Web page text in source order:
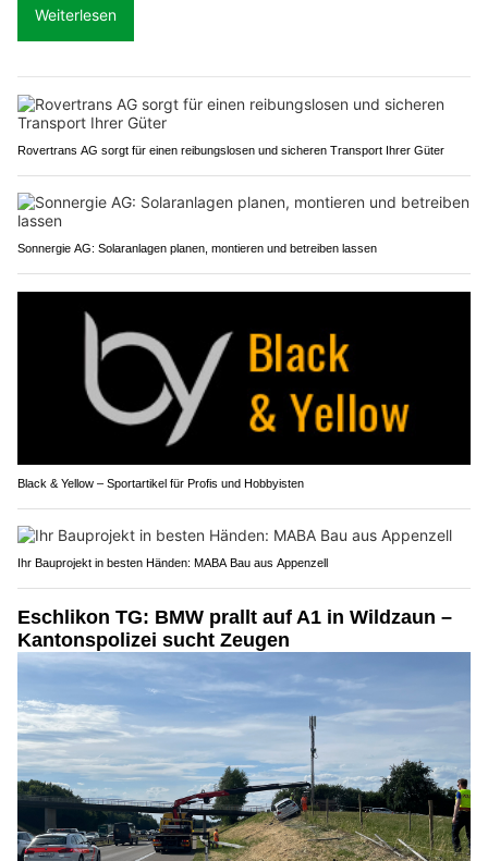
Weiterlesen
Rovertrans AG sorgt für einen reibungslosen und sicheren Transport Ihrer Güter
Sonnergie AG: Solaranlagen planen, montieren und betreiben lassen
Black & Yellow – Sportartikel für Profis und Hobbyisten
Ihr Bauprojekt in besten Händen: MABA Bau aus Appenzell
Eschlikon TG: BMW prallt auf A1 in Wildzaun –
Kantonspolizei sucht Zeugen